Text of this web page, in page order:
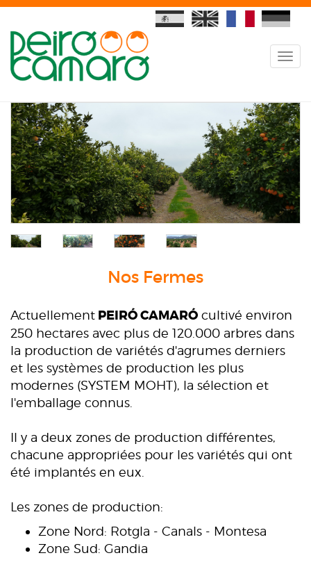
Nos Fermes
Actuellement PEIRÓ CAMARÓ cultivé environ
250 hectares avec plus de 120.000 arbres dans
la production de variétés d'agrumes derniers
et les systèmes de production les plus
modernes (SYSTEM MOHT), la sélection et
l'emballage connus.
Il y a deux zones de production différentes,
chacune appropriées pour les variétés qui ont
été implantés en eux.
Les zones de production:
Zone Nord: Rotgla - Canals - Montesa
Zone Sud: Gandia